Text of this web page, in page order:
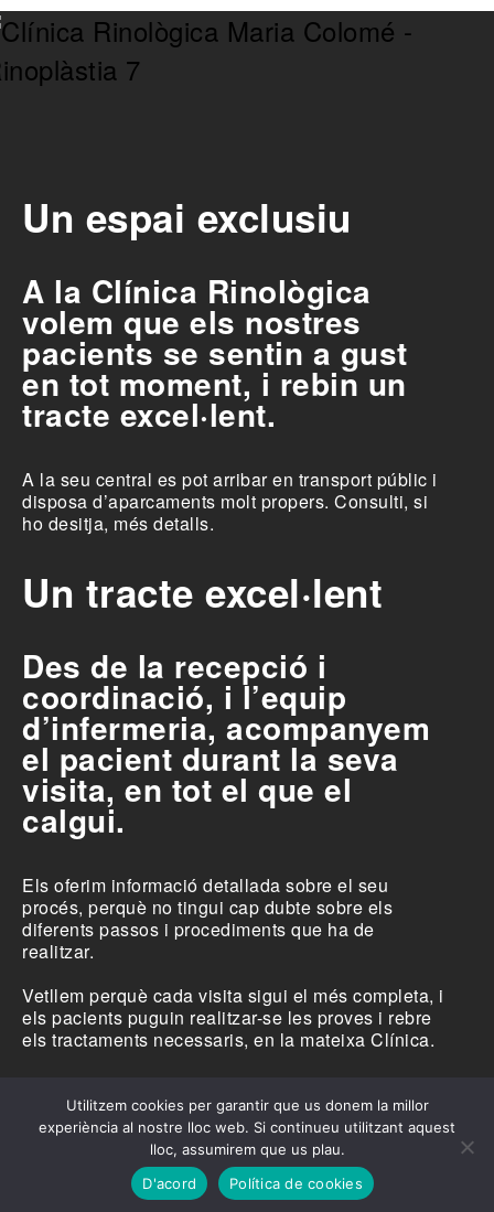
Un espai exclusiu
A la Clínica Rinològica
volem que els nostres
pacients se sentin a gust
en tot moment, i rebin un
tracte excel·lent.
A la seu central es pot arribar en transport públic i
disposa d’aparcaments molt propers. Consulti, si
ho desitja, més detalls.
Un tracte excel·lent
Des de la recepció i
coordinació, i l’equip
d’infermeria, acompanyem
el pacient durant la seva
visita, en tot el que el
calgui.
Els oferim informació detallada sobre el seu
procés, perquè no tingui cap dubte sobre els
diferents passos i procediments que ha de
realitzar.
Vetllem perquè cada visita sigui el més completa, i
els pacients puguin realitzar-se les proves i rebre
els tractaments necessaris, en la mateixa Clínica.
El contingut i informació que pot trobar en aquesta pàgina web no reemplaça sinó que
complementa la relació metge-pacient. En cas de dubte, consulti amb el metge de referència.
info@clinicarinologica.com · +34 931 990 770·+(34) 649 992 509
Utilitzem cookies per garantir que us donem la millor
experiència al nostre lloc web. Si continueu utilitzant aquest
lloc, assumirem que us plau.
D'acord
Política de cookies